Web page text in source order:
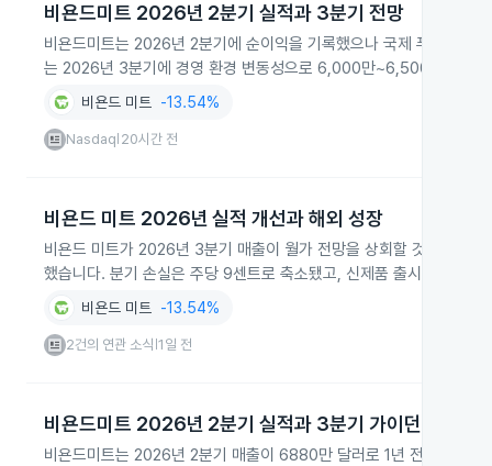
비욘드미트 2026년 2분기 실적과 3분기 전망
비욘드미트는 2026년 2분기에 순이익을 기록했으나 국제 푸드서비
는 2026년 3분기에 경영 환경 변동성으로 6,000만~6,500만 달러
비욘드 미트 -13.54%
Nasdaq 20시간 전
비욘드 미트 2026년 실적 개선과 해외 성장
비욘드 미트가 2026년 3분기 매출이 월가 전망을 상회할 것으로 전
했습니다. 분기 손실은 주당 9센트로 축소됐고, 신제품 출시로 수요
비욘드 미트 -13.54%
2건의 연관 소식 1일 전
비욘드미트 2026년 2분기 실적과 3분기 가이던스
비욘드미트는 2026년 2분기 매출이 6880만 달러로 1년 전보다